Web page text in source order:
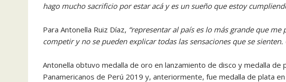
hago mucho sacrificio por estar acá y es un sueño que estoy
Para Antonella Ruiz Díaz, “representar al país es lo más grande que
competir y no se pueden explicar todas las sensaciones que se
Antonella obtuvo medalla de oro en lanzamiento de disco y medalla de
Panamericanos de Perú 2019 y, anteriormente, fue medalla de plata